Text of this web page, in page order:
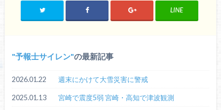
LINE
予報士サイレン の最新記事
2026.01.22 週末にかけて大雪災害に警戒
2025.01.13 宮崎で震度5弱 宮崎・高知で津波観測